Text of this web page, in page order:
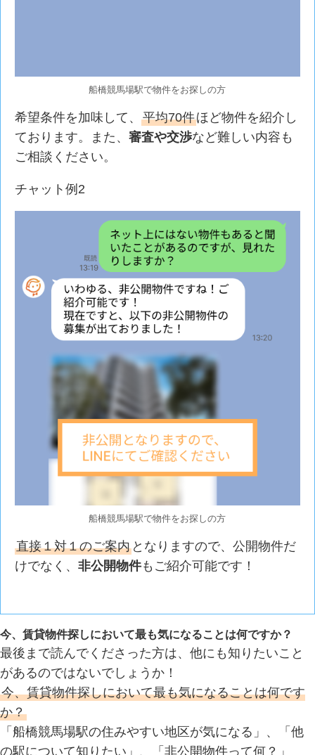
船橋競馬場駅で物件をお探しの方
希望条件を加味して、平均70件ほど物件を紹介し
ております。また、審査や交渉など難しい内容も
ご相談ください。
チャット例2
船橋競馬場駅で物件をお探しの方
直接１対１のご案内 となりますので、公開物件だ
けでなく、非公開物件もご紹介可能です！
今、賃貸物件探しにおいて最も気になることは何ですか？
最後まで読んでくださった方は、他にも知りたいこと
があるのではないでしょうか！
今、賃貸物件探しにおいて最も気になることは何です
か？
「船橋競馬場駅の住みやすい地区が気になる」、「他
の駅について知りたい」、「非公開物件って何？」